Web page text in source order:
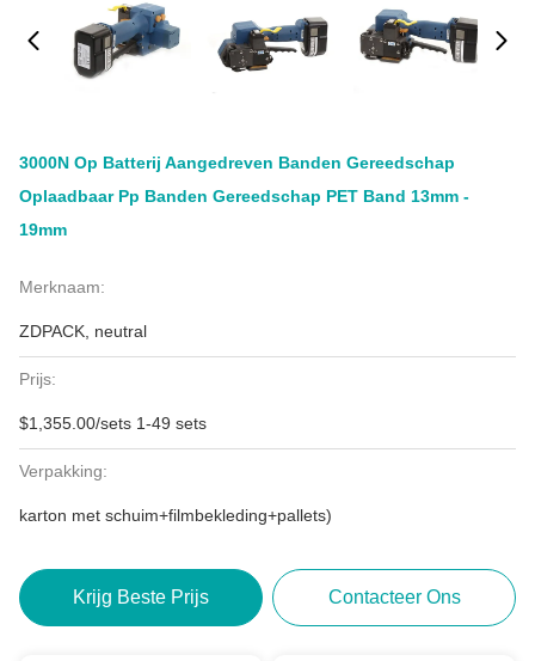
3000N Op Batterij Aangedreven Banden Gereedschap
Oplaadbaar Pp Banden Gereedschap PET Band 13mm -
19mm
Merknaam:
ZDPACK, neutral
Prijs:
$1,355.00/sets 1-49 sets
Verpakking:
karton met schuim+filmbekleding+pallets)
Krijg Beste Prijs Contacteer Ons